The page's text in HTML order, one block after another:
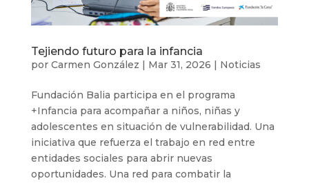
Tejiendo futuro para la infancia
por Carmen González | Mar 31, 2026 | Noticias
Fundación Balia participa en el programa
+Infancia para acompañar a niños, niñas y
adolescentes en situación de vulnerabilidad. Una
iniciativa que refuerza el trabajo en red entre
entidades sociales para abrir nuevas
oportunidades. Una red para combatir la